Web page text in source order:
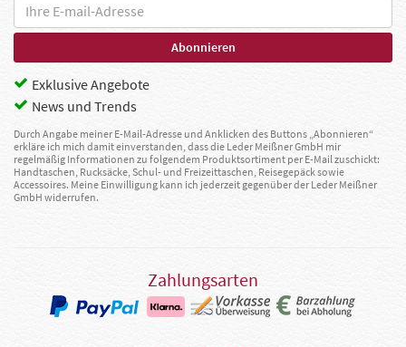
Exklusive Angebote
News und Trends
Durch Angabe meiner E-Mail-Adresse und Anklicken des Buttons „Abonnieren“
erkläre ich mich damit einverstanden, dass die Leder Meißner GmbH mir
regelmäßig Informationen zu folgendem Produktsortiment per E-Mail zuschickt:
Handtaschen, Rucksäcke, Schul- und Freizeittaschen, Reisegepäck sowie
Accessoires. Meine Einwilligung kann ich jederzeit gegenüber der Leder Meißner
GmbH widerrufen.
Zahlungsarten